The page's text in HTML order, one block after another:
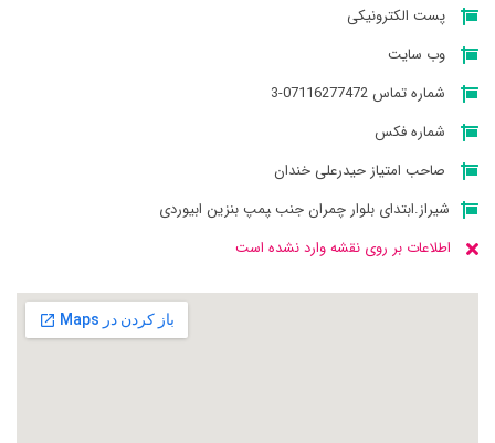
پست الکترونیکی
وب سایت
شماره تماس 07116277472-3
شماره فکس
صاحب امتیاز حیدرعلی خندان
شیراز.ابتدای بلوار چمران جنب ‍‍پمپ بنزین ابیوردی
اطلاعات بر روی نقشه وارد نشده است